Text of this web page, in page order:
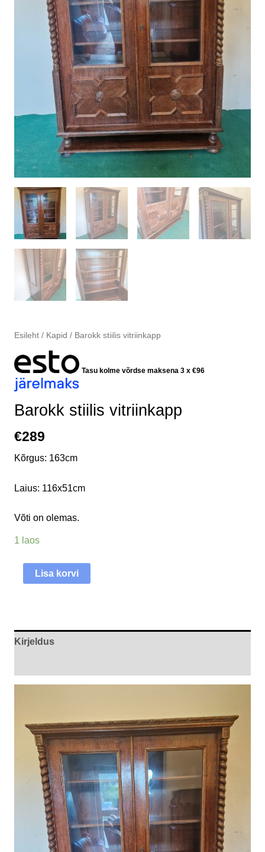
Esileht/ Kapid / Barokk stiilis vitriinkapp
Tasu kolme võrdse maksena 3 x €96
Barokk stiilis vitriinkapp
€289
Kõrgus: 163cm
Laius: 116x51cm
Võti on olemas.
1 laos
Lisa korvi
Kirjeldus